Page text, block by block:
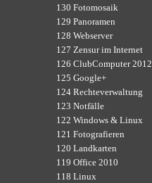
130 Fotomosaik
129 Panoramen
128 Webserver
127 Zensur im Internet
126 ClubComputer 2012
125 Google+
124 Rechteverwaltung
123 Notfälle
122 Windows & Linux
121 Fotografieren
120 Landkarten
119 Office 2010
118 Linux